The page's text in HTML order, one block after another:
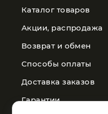
Каталог товаров
Акции, распродажа
Возврат и обмен
Способы оплаты
Доставка заказов
Гарантии